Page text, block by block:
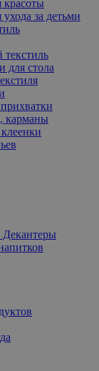
красоты
за детьми
для стола
карманы